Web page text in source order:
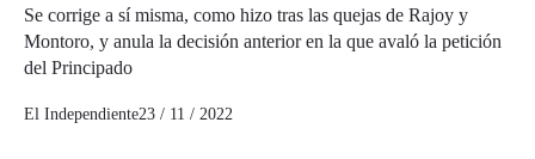
Se corrige a sí misma, como hizo tras las quejas de Rajoy y
Montoro, y anula la decisión anterior en la que avaló la petición
del Principado
El Independiente23 / 11 / 2022